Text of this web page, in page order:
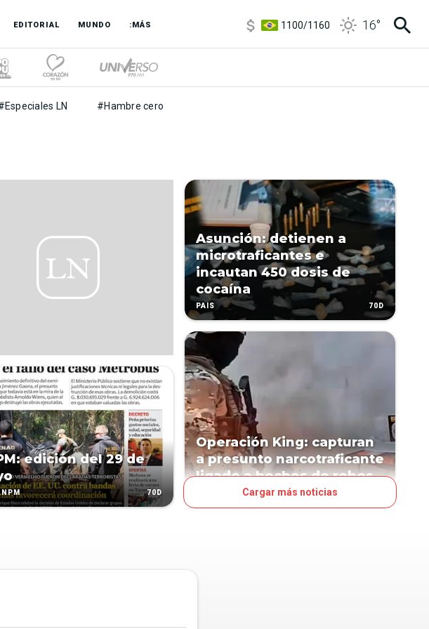
EDITORIAL MUNDO :MÁS
1100/1160
16°
LN #Hambre cero
edición del 29 de
70D
Asunción: detienen a
microtraficantes e
incautan 450 dosis de
cocaína
PAÍS 70D
Operación King: capturan
a presunto narcotraficante
ligado a hechos de robos
Cargar más noticias